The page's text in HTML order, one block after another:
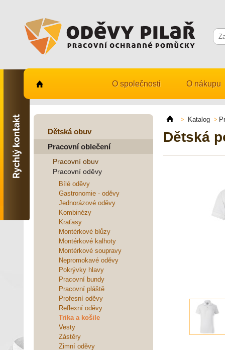
O společnosti O nákupu
Dětská obuv
Pracovní oblečení
Pracovní obuv
Pracovní oděvy
Bílé oděvy
Gastronomie - oděvy
Jednorázové oděvy
Kombinézy
Kraťasy
Montérkové blůzy
Montérkové kalhoty
Montérkové soupravy
Nepromokavé oděvy
Pokrývky hlavy
Pracovní bundy
Pracovní pláště
Profesní oděvy
Reflexní oděvy
Trika a košile
Vesty
Zástěry
Zimní oděvy
Katalog
Dětská
Kontaktujte nás
731 482 530
info@odevy-pilar.cz
Provozovna:
Hradec Králové
Provozovna:
Stavební 1140, 500 03
Hradec Králové